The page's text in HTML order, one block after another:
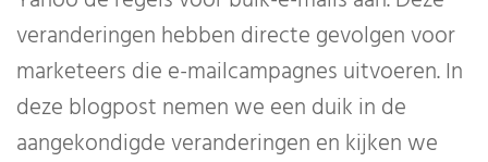
veranderingen hebben directe gevolgen voor
marketeers die e-mailcampagnes uitvoeren. In
deze blogpost nemen we een duik in de
aangekondigde veranderingen en kijken we